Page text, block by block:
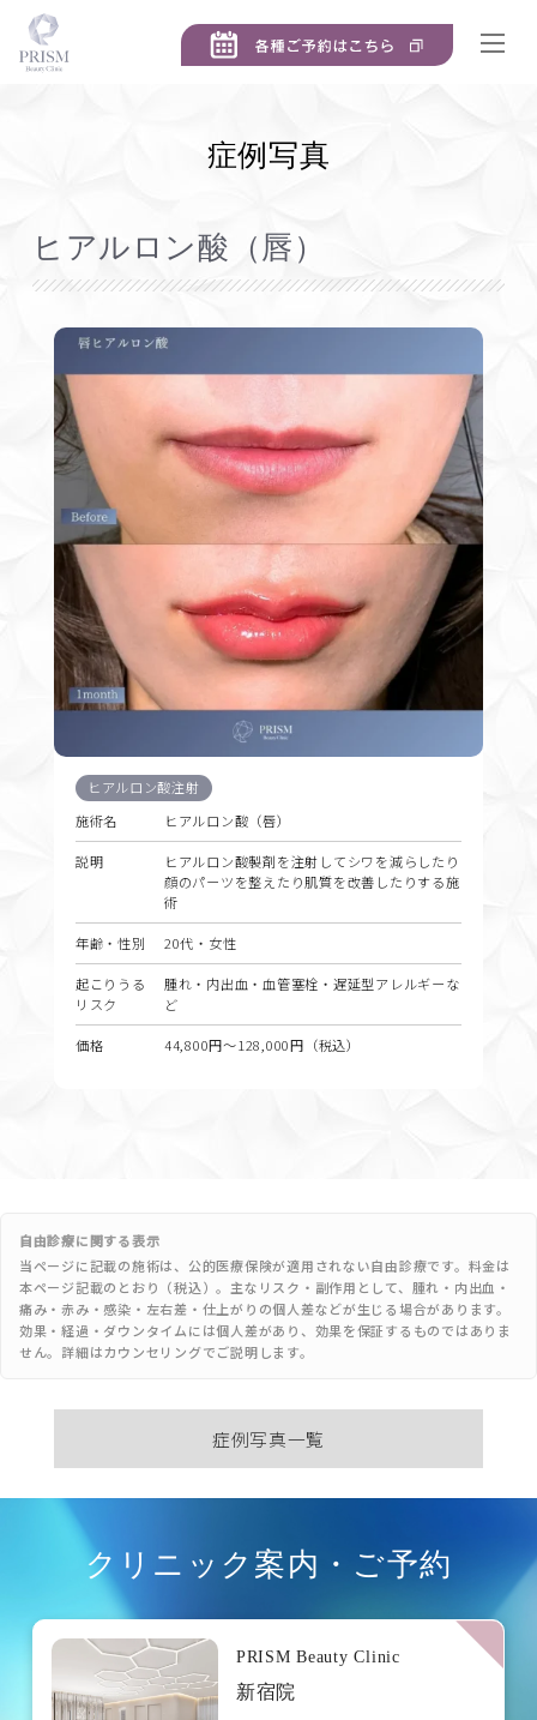
症例写真
ヒアルロン酸（唇）
ヒアルロン酸注射
施術名
ヒアルロン酸（唇）
説明
ヒアルロン酸製剤を注射してシワを減らしたり
顔のパーツを整えたり肌質を改善したりする施
術
年齢・性別 20代・女性
起こりうる
リスク
腫れ・内出血・血管塞栓・遅延型アレルギーな
ど
価格 44,800円〜128,000円（税込）
自由診療に関する表示
当ページに記載の施術は、公的医療保険が適用されない自由診療です。料金は
本ページ記載のとおり（税込）。主なリスク・副作用として、腫れ・内出血・
痛み・赤み・感染・左右差・仕上がりの個人差などが生じる場合があります。
効果・経過・ダウンタイムには個人差があり、効果を保証するものではありま
せん。詳細はカウンセリングでご説明します。
症例写真一覧
クリニック案内・ご予約
PRISM Beauty Clinic
新宿院